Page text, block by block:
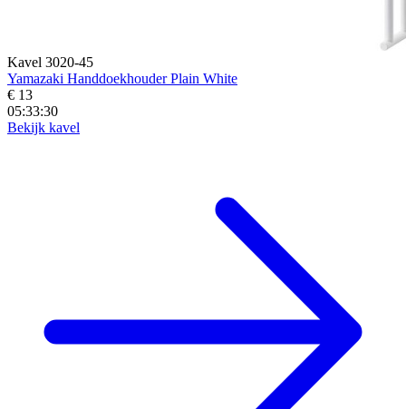
Kavel 3020-45
Yamazaki Handdoekhouder Plain White
€ 13
05:33:28
Bekijk kavel